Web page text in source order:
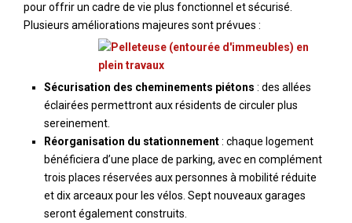
pour offrir un cadre de vie plus fonctionnel et sécurisé.
Plusieurs améliorations majeures sont prévues :
Sécurisation des cheminements piétons : des allées
éclairées permettront aux résidents de circuler plus
sereinement.
Réorganisation du stationnement: chaque logement
bénéficiera d’une place de parking, avec en complément
trois places réservées aux personnes à mobilité réduite
et dix arceaux pour les vélos. Sept nouveaux garages
seront également construits.